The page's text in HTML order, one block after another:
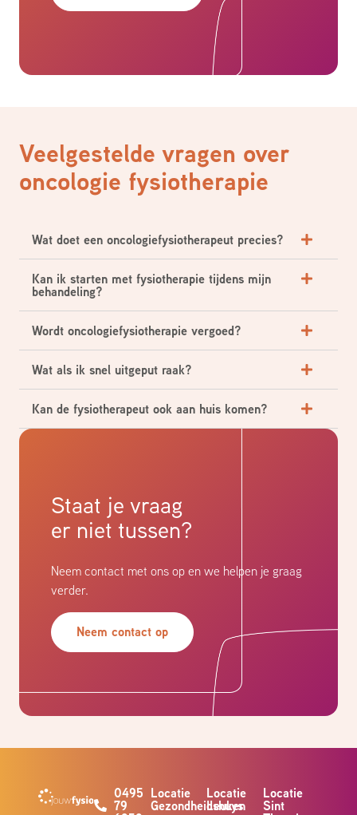
Veelgestelde vragen over
oncologie fysiotherapie
Wat doet een oncologiefysiotherapeut precies?
Kan ik starten met fysiotherapie tijdens mijn
behandeling?
Wordt oncologiefysiotherapie vergoed?
Wat als ik snel uitgeput raak?
Kan de fysiotherapeut ook aan huis komen?
Staat je vraag
er niet tussen?
Neem contact met ons op en we helpen je graag
verder.
Neem contact op
0495
79
Locatie
Gezondheidshuys
Locatie
Leuken
Locatie
Sint